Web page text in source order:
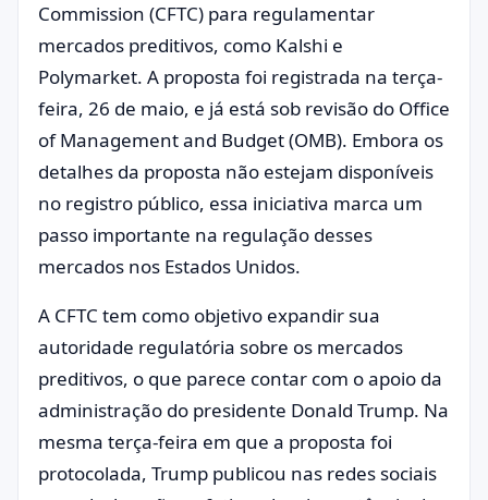
Commission (CFTC) para regulamentar
mercados preditivos, como Kalshi e
Polymarket. A proposta foi registrada na terça-
feira, 26 de maio, e já está sob revisão do Office
of Management and Budget (OMB). Embora os
detalhes da proposta não estejam disponíveis
no registro público, essa iniciativa marca um
passo importante na regulação desses
mercados nos Estados Unidos.
A CFTC tem como objetivo expandir sua
autoridade regulatória sobre os mercados
preditivos, o que parece contar com o apoio da
administração do presidente Donald Trump. Na
mesma terça-feira em que a proposta foi
protocolada, Trump publicou nas redes sociais